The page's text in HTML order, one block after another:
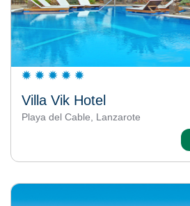
Villa Vik Hotel
Playa del Cable, Lanzarote